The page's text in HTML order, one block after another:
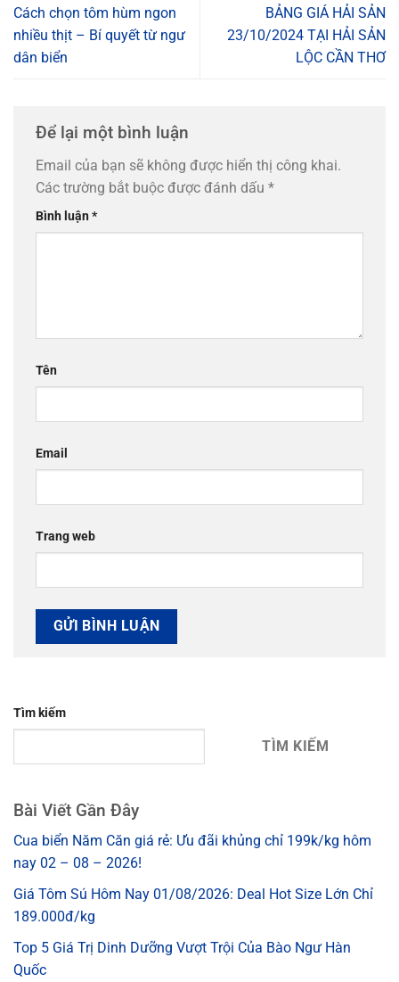
Cách chọn tôm hùm ngon
nhiều thịt – Bí quyết từ ngư
dân biển
BẢNG GIÁ HẢI SẢN
23/10/2024 TẠI HẢI SẢN
LỘC CẦN THƠ
Để lại một bình luận
Email của bạn sẽ không được hiển thị công khai.
Các trường bắt buộc được đánh dấu *
Bình luận*
Tên
Email
Trang web
Tìm kiếm
TÌM KIẾM
Bài Viết Gần Đây
Cua biển Năm Căn giá rẻ: Ưu đãi khủng chỉ 199k/kg hôm
nay 02 – 08 – 2026!
Giá Tôm Sú Hôm Nay 01/08/2026: Deal Hot Size Lớn Chỉ
189.000đ/kg
Top 5 Giá Trị Dinh Dưỡng Vượt Trội Của Bào Ngư Hàn
Quốc